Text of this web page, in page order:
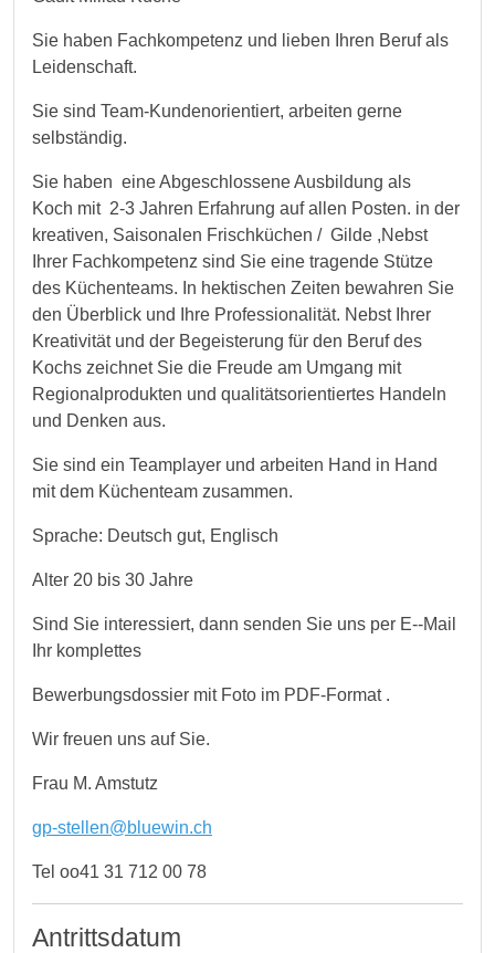
Sie haben Fachkompetenz und lieben Ihren Beruf als
Leidenschaft.
Sie sind Team-Kundenorientiert, arbeiten gerne
selbständig.
Sie haben eine Abgeschlossene Ausbildung als
Koch mit 2-3 Jahren Erfahrung auf allen Posten. in der
kreativen, Saisonalen Frischküchen / Gilde ,Nebst
Ihrer Fachkompetenz sind Sie eine tragende Stütze
des Küchenteams. In hektischen Zeiten bewahren Sie
den Überblick und Ihre Professionalität. Nebst Ihrer
Kreativität und der Begeisterung für den Beruf des
Kochs zeichnet Sie die Freude am Umgang mit
Regionalprodukten und qualitätsorientiertes Handeln
und Denken aus.
Sie sind ein Teamplayer und arbeiten Hand in Hand
mit dem Küchenteam zusammen.
Sprache: Deutsch gut, Englisch
Alter 20 bis 30 Jahre
Sind Sie interessiert, dann senden Sie uns per E--Mail
Ihr komplettes
Bewerbungsdossier mit Foto im PDF-Format .
Wir freuen uns auf Sie.
Frau M. Amstutz
gp-stellen@bluewin.ch
Tel oo41 31 712 00 78
Antrittsdatum